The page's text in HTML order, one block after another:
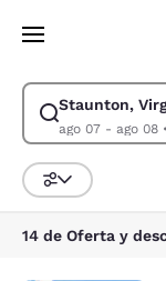
Pasar A Contenido
Staunton,
ago 07 - ago 08•
Modificar la
Ordenar y